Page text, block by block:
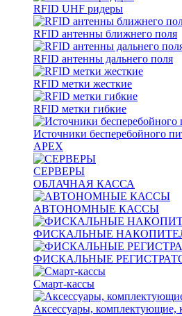
RFID UHF ридеры
RFID антенны ближнего поля
RFID антенны дальнего поля
RFID метки жесткие
RFID метки гибкие
Источники бесперебойного
APEX
СЕРВЕРЫ
ОБЛАЧНАЯ КАССА
АВТОНОМНЫЕ КАССЫ
ФИСКАЛЬНЫЕ
ФИСКАЛЬНЫЕ
Смарт-кассы
Аксессуары, комплектующие,